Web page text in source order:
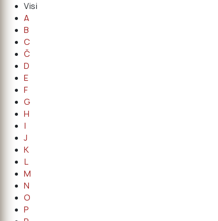
Visi
A
B
C
Č
D
E
F
G
H
I
J
K
L
M
N
O
P